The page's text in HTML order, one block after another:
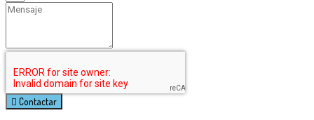
Contactar